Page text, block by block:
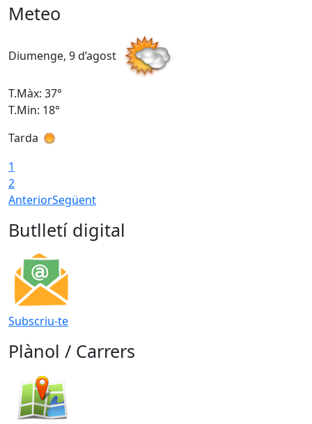
Meteo
Diumenge, 9 d’agost
T.Màx: 37°
T.Min: 18°
Tarda
1
2
AnteriorSegüent
Butlletí digital
Subscriu-te
Plànol / Carrers